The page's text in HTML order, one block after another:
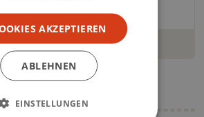
weiterlesen
AKZEPTIEREN
ABLEHNEN
EINSTELLUNGEN